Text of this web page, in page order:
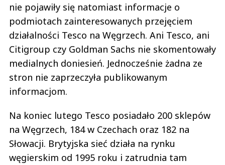
nie pojawiły się natomiast informacje o
podmiotach zainteresowanych przejęciem
działalności Tesco na Węgrzech. Ani Tesco, ani
Citigroup czy Goldman Sachs nie skomentowały
medialnych doniesień. Jednocześnie żadna ze
stron nie zaprzeczyła publikowanym
informacjom.
Na koniec lutego Tesco posiadało 200 sklepów
na Węgrzech, 184 w Czechach oraz 182 na
Słowacji. Brytyjska sieć działa na rynku
węgierskim od 1995 roku i zatrudnia tam